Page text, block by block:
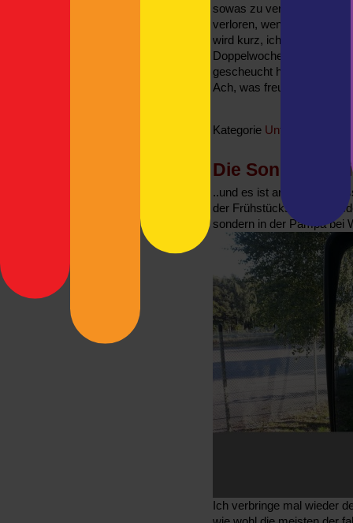
sowas zu vermeiden.
verloren, wenn man
wird kurz, ich habe nicht
Doppelwoche zur
gescheucht haben.
Ach, was freue ich mich
Kategorie Unterwegs in
Die Sonne
..und es ist arschkalt
der Frühstückstisch ist
sondern in der Pampa bei
Ich verbringe mal wieder